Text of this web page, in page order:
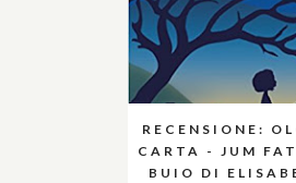
RECENSIONE:
CARTA - JUM
BUIO DI